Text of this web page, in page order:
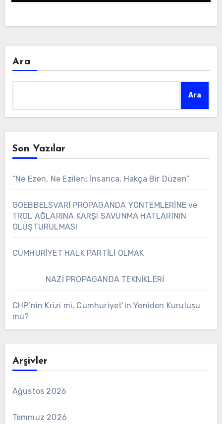
Ara
Ara
Son Yazılar
“Ne Ezen, Ne Ezilen; İnsanca, Hakça Bir Düzen”
GOEBBELSVARİ PROPAGANDA YÖNTEMLERİNE ve
TROL AĞLARINA KARŞI SAVUNMA HATLARININ
OLUŞTURULMASI
CUMHURİYET HALK PARTİLİ OLMAK
NAZİ PROPAGANDA TEKNİKLERİ
CHP’nin Krizi mi, Cumhuriyet’in Yeniden Kuruluşu
mu?
Arşivler
Ağustos 2026
Temmuz 2026